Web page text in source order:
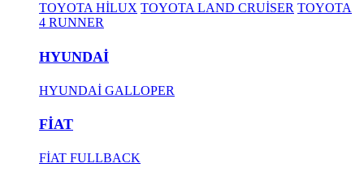
TOYOTA HİLUX TOYOTA LAND CRUİSER TOYOTA
4 RUNNER
HYUNDAİ
HYUNDAİ GALLOPER
FİAT
FİAT FULLBACK